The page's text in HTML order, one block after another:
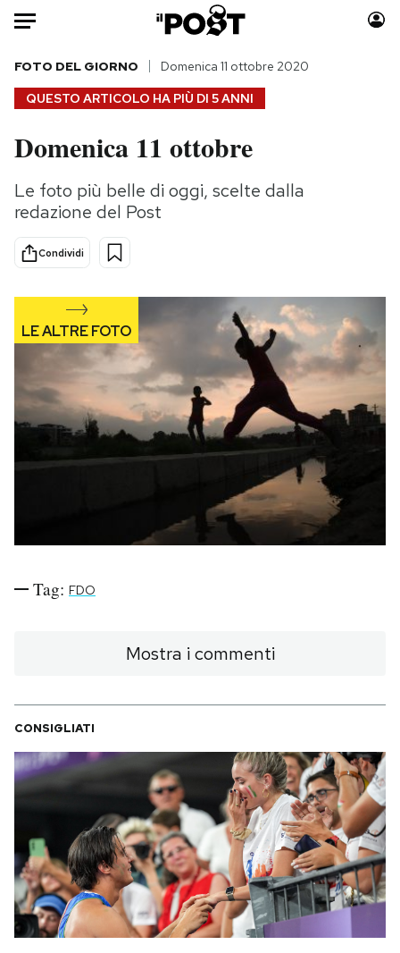
Auto
HOME
Italia
Politica
Internet
Cultura
Economia
Moda
Consumismi
Europa
Altrecose
Mondiali calcio 2026
PODCAST
AREA PERSONALE
Area Personale
Newsletter
Notifiche mobile
Regala il Post
Hai bisogno di aiuto?
Esci
QUESTO ARTICOLO HA PIÙ DI 5 ANNI
FOTO DEL GIORNO Domenica 11 ottobre 2020
Domenica 11 ottobre
Le foto più belle di oggi, scelte dalla
redazione del Post
Condividi
Tag: FDO
Mostra i commenti
CONSIGLIATI